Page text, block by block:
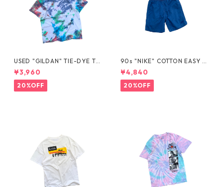
USED "GILDAN" TIE-DYE TE
E
¥3,960
20%OFF
90s "NIKE" COTTON EASY S
HORTS
¥4,840
20%OFF